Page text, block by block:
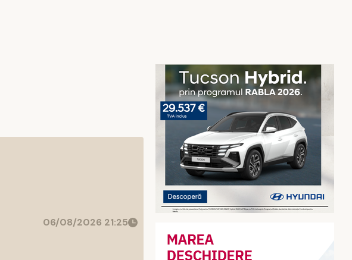
06/08/2026 21:25